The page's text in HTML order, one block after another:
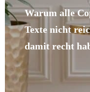
Warum alle
Texte nicht
damit recht